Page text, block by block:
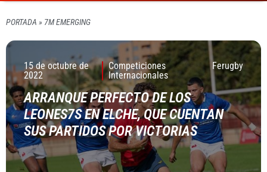
PORTADA » 7M EMERGING
15 de octubre de
2022
Competiciones
Internacionales
Ferugby
ARRANQUE PERFECTO DE LOS
LEONES7S EN ELCHE, QUE CUENTAN
SUS PARTIDOS POR VICTORIAS